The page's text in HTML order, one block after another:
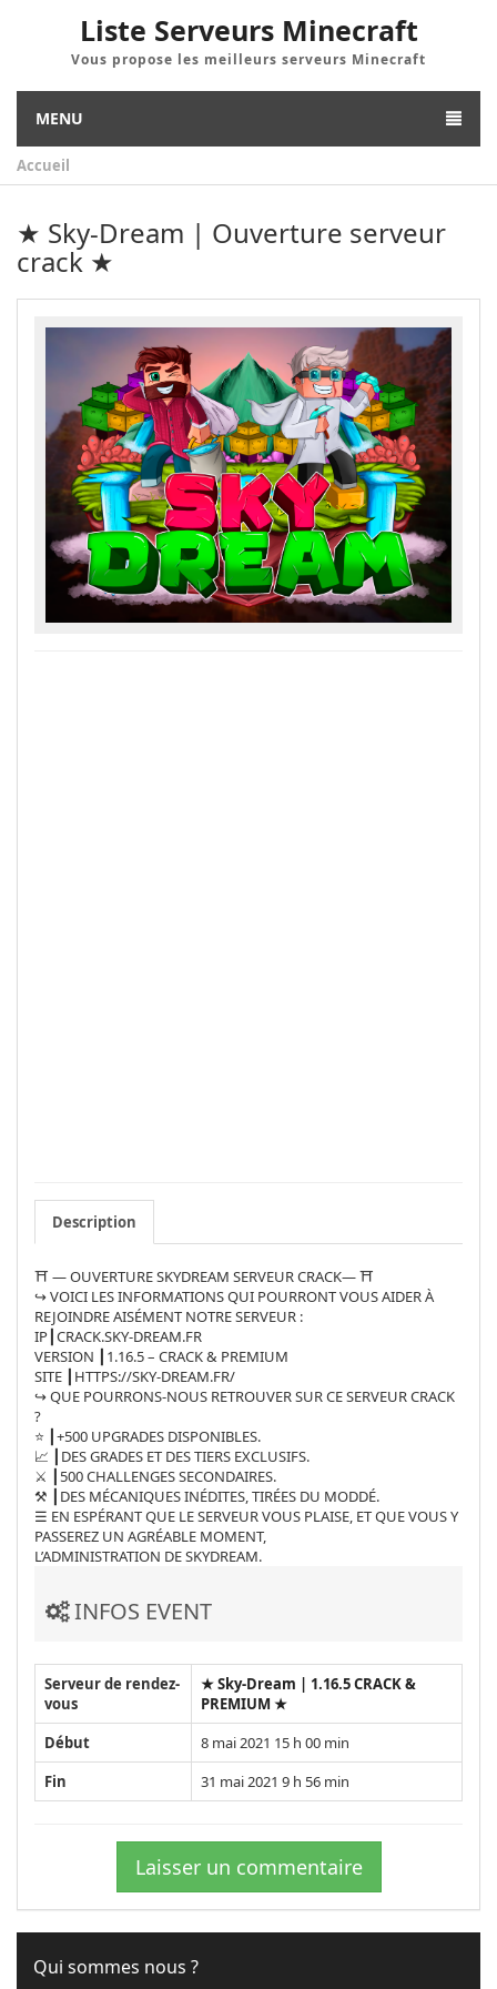
Liste Serveurs Minecraft
Vous propose les meilleurs serveurs Minecraft
MENU
Accueil
★ Sky-Dream | Ouverture serveur
crack ★
Description
⛩ — OUVERTURE SKYDREAM SERVEUR CRACK— ⛩
↪️ VOICI LES INFORMATIONS QUI POURRONT VOUS AIDER À
REJOINDRE AISÉMENT NOTRE SERVEUR :
IP┃CRACK.SKY-DREAM.FR
VERSION ┃1.16.5 – CRACK & PREMIUM
SITE ┃HTTPS://SKY-DREAM.FR/
↪️ QUE POURRONS-NOUS RETROUVER SUR CE SERVEUR CRACK
?
⭐ ┃+500 UPGRADES DISPONIBLES.
📈 ┃DES GRADES ET DES TIERS EXCLUSIFS.
⚔️ ┃500 CHALLENGES SECONDAIRES.
⚒️ ┃DES MÉCANIQUES INÉDITES, TIRÉES DU MODDÉ.
☰ EN ESPÉRANT QUE LE SERVEUR VOUS PLAISE, ET QUE VOUS Y
PASSEREZ UN AGRÉABLE MOMENT,
L’ADMINISTRATION DE SKYDREAM.
INFOS EVENT
Serveur de rendez-
vous
★ Sky-Dream | 1.16.5 CRACK &
PREMIUM ★
Début
8 mai 2021 15 h 00 min
Fin
31 mai 2021 9 h 56 min
Laisser un commentaire
Qui sommes nous ?